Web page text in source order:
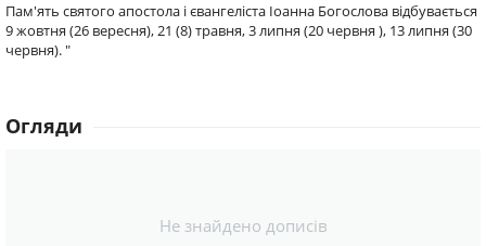
Пам'ять святого апостола і євангеліста Іоанна Богослова відбувається
9 жовтня (26 вересня), 21 (8) травня, 3 липня (20 червня ), 13 липня (30
червня). "
Огляди
Не знайдено дописів